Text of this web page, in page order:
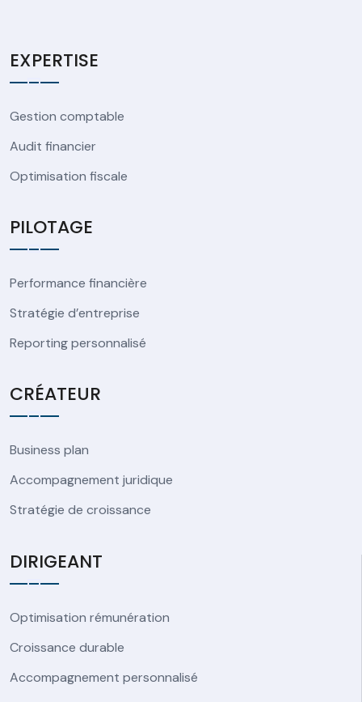
EXPERTISE
Gestion comptable
Audit financier
Optimisation fiscale
PILOTAGE
Performance financière
Stratégie d’entreprise
Reporting personnalisé
CRÉATEUR
Business plan
Accompagnement juridique
Stratégie de croissance
DIRIGEANT
Optimisation rémunération
Croissance durable
Accompagnement personnalisé